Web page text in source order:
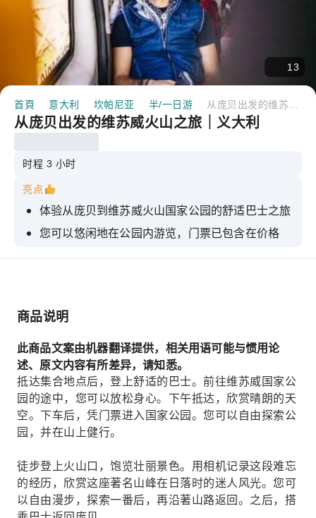
13
首頁 意大利 坎帕尼亚 半/一日游
从庞贝出发的维苏威火山之旅｜义大利
时程 3 小时
亮点
体验从庞贝到维苏威火山国家公园的舒适巴士之旅
您可以悠闲地在公园内游览，门票已包含在价格
搭乘舒适的巴士返回庞贝，沿途欣赏乡村风光，享
商品说明
此商品文案由机器翻译提供，相关用语可能与惯用论
述、原文内容有所差异，请知悉。
抵达集合地点后，登上舒适的巴士。前往维苏威国家公
园的途中，您可以放松身心。下午抵达，欣赏晴朗的天
空。下车后，凭门票进入国家公园。您可以自由探索公
园，并在山上健行。
徒步登上火山口，饱览壮丽景色。用相机记录这段难忘
的经历，欣赏这座著名山峰在日落时的迷人风光。您可
以自由漫步，探索一番后，再沿著山路返回。之后，搭